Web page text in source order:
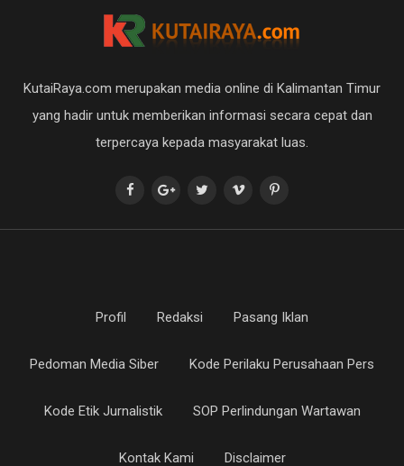
KutaiRaya.com merupakan media online di Kalimantan Timur
yang hadir untuk memberikan informasi secara cepat dan
terpercaya kepada masyarakat luas.
Profil Redaksi Pasang Iklan
Pedoman Media Siber Kode Perilaku Perusahaan Pers
Kode Etik Jurnalistik SOP Perlindungan Wartawan
Kontak Kami Disclaimer